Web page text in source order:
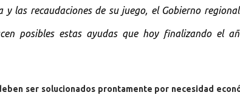
y las recaudaciones de su juego, el Gobierno
posibles estas ayudas que hoy finalizando el
ser solucionados prontamente por necesidad